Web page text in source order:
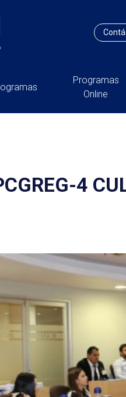
Programas
Online
4